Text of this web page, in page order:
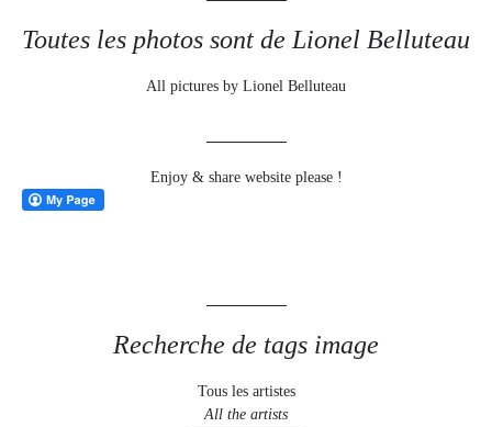
Toutes les photos sont de Lionel Belluteau
All pictures by Lionel Belluteau
Enjoy & share website please !
Recherche de tags image
Tous les artistes
All the artists